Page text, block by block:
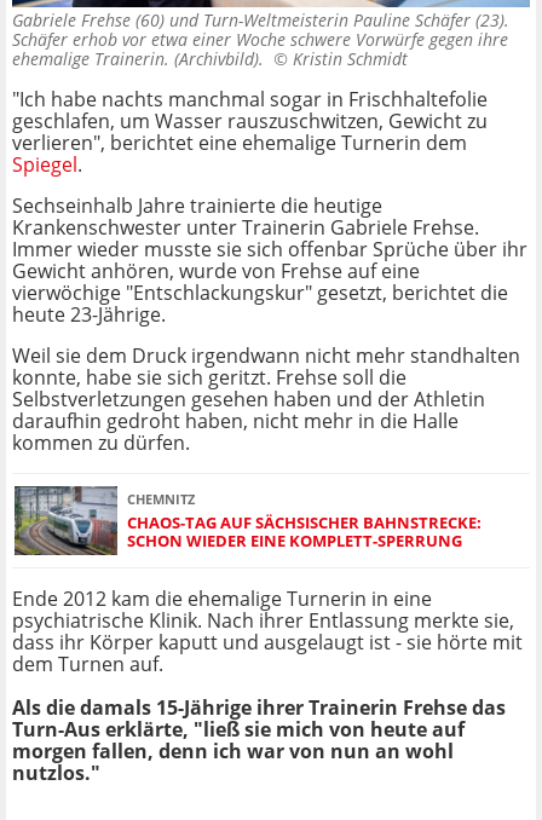
Gabriele Frehse (60) und Turn-Weltmeisterin Pauline Schäfer (23).
Schäfer erhob vor etwa einer Woche schwere Vorwürfe gegen ihre
ehemalige Trainerin. (Archivbild). © Kristin Schmidt
"Ich habe nachts manchmal sogar in Frischhaltefolie
geschlafen, um Wasser rauszuschwitzen, Gewicht zu
verlieren", berichtet eine ehemalige Turnerin dem
Spiegel.
Sechseinhalb Jahre trainierte die heutige
Krankenschwester unter Trainerin Gabriele Frehse.
Immer wieder musste sie sich offenbar Sprüche über ihr
Gewicht anhören, wurde von Frehse auf eine
vierwöchige "Entschlackungskur" gesetzt, berichtet die
heute 23-Jährige.
Weil sie dem Druck irgendwann nicht mehr standhalten
konnte, habe sie sich geritzt. Frehse soll die
Selbstverletzungen gesehen haben und der Athletin
daraufhin gedroht haben, nicht mehr in die Halle
kommen zu dürfen.
CHEMNITZ
CHAOS-TAG AUF SÄCHSISCHER BAHNSTRECKE:
SCHON WIEDER EINE KOMPLETT-SPERRUNG
Ende 2012 kam die ehemalige Turnerin in eine
psychiatrische Klinik. Nach ihrer Entlassung merkte sie,
dass ihr Körper kaputt und ausgelaugt ist - sie hörte mit
dem Turnen auf.
Als die damals 15-Jährige ihrer Trainerin Frehse das
Turn-Aus erklärte, "ließ sie mich von heute auf
morgen fallen, denn ich war von nun an wohl
nutzlos."